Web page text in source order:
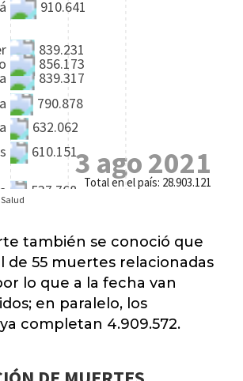
también se conoció que
de 55 muertes relacionadas
lo que a la fecha van
en paralelo, los
completan 4.909.572.